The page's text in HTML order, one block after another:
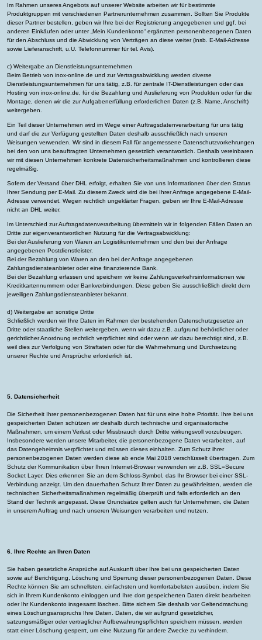
Im Rahmen unseres Angebots auf unserer Website arbeiten wir für bestimmte
Produktgruppen mit verschiedenen Partnerunternehmen zusammen. Sollten Sie Produkte
dieser Partner bestellen, geben wir Ihre bei der Registrierung angegebenen und ggf. bei
anderen Einkäufen oder unter „Mein Kundenkonto“ ergänzten personenbezogenen Daten
für den Abschluss und die Abwicklung von Verträgen an diese weiter (insb. E-Mail-Adresse
sowie Lieferanschrift, u.U. Telefonnummer für tel. Avis).
c) Weitergabe an Dienstleistungsunternehmen
Beim Betrieb von inox-online.de und zur Vertragsabwicklung werden diverse
Dienstleistungsunternehmen für uns tätig, z.B. für zentrale IT-Dienstleistungen oder das
Hosting von inox-online.de, für die Bezahlung und Auslieferung von Produkten oder für die
Montage, denen wir die zur Aufgabenerfüllung erforderlichen Daten (z.B. Name, Anschrift)
weitergeben.
Ein Teil dieser Unternehmen wird im Wege einer Auftragsdatenverarbeitung für uns tätig
und darf die zur Verfügung gestellten Daten deshalb ausschließlich nach unseren
Weisungen verwenden. Wir sind in diesem Fall für angemessene Datenschutzvorkehrungen
bei den von uns beauftragten Unternehmen gesetzlich verantwortlich. Deshalb vereinbaren
wir mit diesen Unternehmen konkrete Datensicherheitsmaßnahmen und kontrollieren diese
regelmäßig.
Sofern der Versand über DHL erfolgt, erhalten Sie von uns Informationen über den Status
Ihrer Sendung per E-Mail. Zu diesem Zweck wird die bei Ihrer Anfrage angegebene E-Mail-
Adresse verwendet. Wegen rechtlich ungeklärter Fragen, geben wir Ihre E-Mail-Adresse
nicht an DHL weiter.
Im Unterschied zur Auftragsdatenverarbeitung übermitteln wir in folgenden Fällen Daten an
Dritte zur eigenverantwortlichen Nutzung für die Vertragsabwicklung:
Bei der Auslieferung von Waren an Logistikunternehmen und den bei der Anfrage
angegebenen Postdienstleister.
Bei der Bezahlung von Waren an den bei der Anfrage angegebenen
Zahlungsdiensteanbieter oder eine finanzierende Bank.
Bei der Bezahlung erfassen und speichern wir keine Zahlungsverkehrsinformationen wie
Kreditkartennummern oder Bankverbindungen. Diese geben Sie ausschließlich direkt dem
jeweiligen Zahlungsdiensteanbieter bekannt.
d) Weitergabe an sonstige Dritte
Schließlich werden wir Ihre Daten im Rahmen der bestehenden Datenschutzgesetze an
Dritte oder staatliche Stellen weitergeben, wenn wir dazu z.B. aufgrund behördlicher oder
gerichtlicher Anordnung rechtlich verpflichtet sind oder wenn wir dazu berechtigt sind, z.B.
weil dies zur Verfolgung von Straftaten oder für die Wahrnehmung und Durchsetzung
unserer Rechte und Ansprüche erforderlich ist.
5. Datensicherheit
Die Sicherheit Ihrer personenbezogenen Daten hat für uns eine hohe Priorität. Ihre bei uns
gespeicherten Daten schützen wir deshalb durch technische und organisatorische
Maßnahmen, um einem Verlust oder Missbrauch durch Dritte wirkungsvoll vorzubeugen.
Insbesondere werden unsere Mitarbeiter, die personenbezogene Daten verarbeiten, auf
das Datengeheimnis verpflichtet und müssen dieses einhalten. Zum Schutz ihrer
personenbezogenen Daten werden diese ab ende Mai 2018 verschlüsselt übertragen. Zum
Schutz der Kommunikation über Ihren Internet-Browser verwenden wir z.B. SSL=Secure
Socket Layer. Dies erkennen Sie an dem Schloss-Symbol, das Ihr Browser bei einer SSL-
Verbindung anzeigt. Um den dauerhaften Schutz Ihrer Daten zu gewährleisten, werden die
technischen Sicherheitsmaßnahmen regelmäßig überprüft und falls erforderlich an den
Stand der Technik angepasst. Diese Grundsätze gelten auch für Unternehmen, die Daten
in unserem Auftrag und nach unseren Weisungen verarbeiten und nutzen.
6. Ihre Rechte an Ihren Daten
Sie haben gesetzliche Ansprüche auf Auskunft über Ihre bei uns gespeicherten Daten
sowie auf Berichtigung, Löschung und Sperrung dieser personenbezogenen Daten. Diese
Rechte können Sie am schnellsten, einfachsten und komfortabelsten ausüben, indem Sie
sich in Ihrem Kundenkonto einloggen und Ihre dort gespeicherten Daten direkt bearbeiten
oder Ihr Kundenkonto insgesamt löschen. Bitte sichern Sie deshalb vor Geltendmachung
eines Löschungsanspruchs Ihre Daten. Daten, die wir aufgrund gesetzlicher,
satzungsmäßiger oder vertraglicher Aufbewahrungspflichten speichern müssen, werden
statt einer Löschung gesperrt, um eine Nutzung für andere Zwecke zu verhindern.